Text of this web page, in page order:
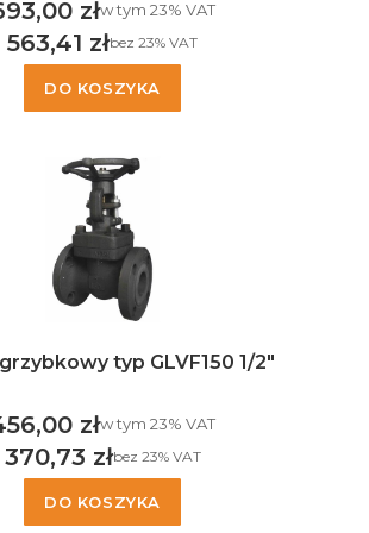
brutto
złw tym %s VAT
w tym 23% VAT
Cena netto
563,41 złbez 23% VAT
DO KOSZYKA
typ GLVF150 1/2"
brutto
złw tym %s VAT
w tym 23% VAT
Cena netto
370,73 złbez 23% VAT
DO KOSZYKA